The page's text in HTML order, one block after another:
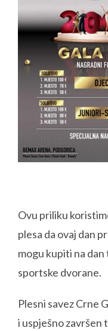
Ovu priliku
plesa da ovaj dan
mogu kupiti na
sportske dvorane.
Plesni savez Crne
i uspješno završen